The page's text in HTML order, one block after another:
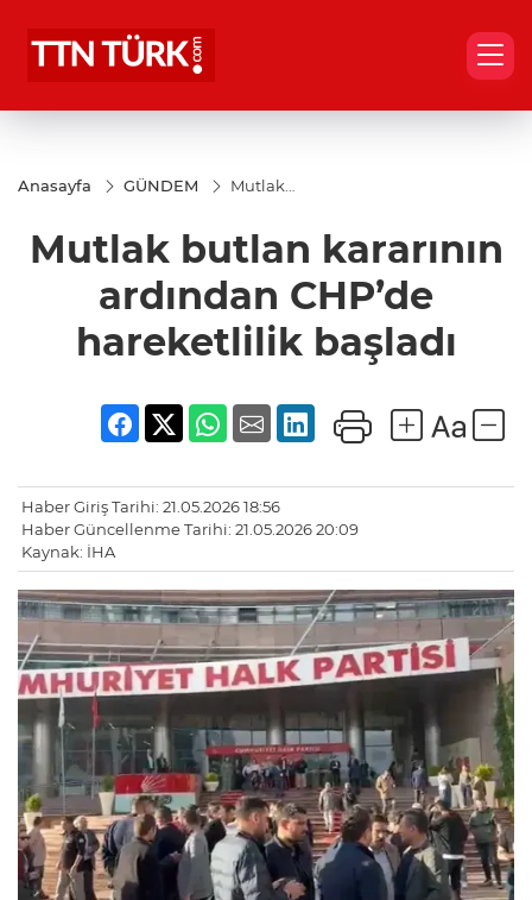
Anasayfa GÜNDEM
Mutlak
ardından
CHP’de
hareketlilik
başladı
Mutlak butlan kararının
ardından CHP’de
hareketlilik başladı
Haber Giriş Tarihi: 21.05.2026 18:56
Haber Güncellenme Tarihi: 21.05.2026 20:09
Kaynak: İHA